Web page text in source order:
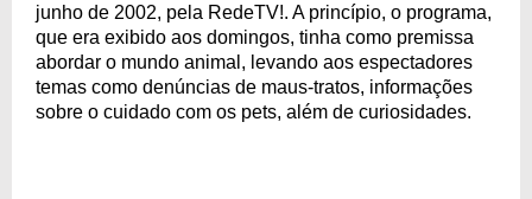
junho de 2002, pela RedeTV!. A princípio, o programa,
que era exibido aos domingos, tinha como premissa
abordar o mundo animal, levando aos espectadores
temas como denúncias de maus-tratos, informações
sobre o cuidado com os pets, além de curiosidades.